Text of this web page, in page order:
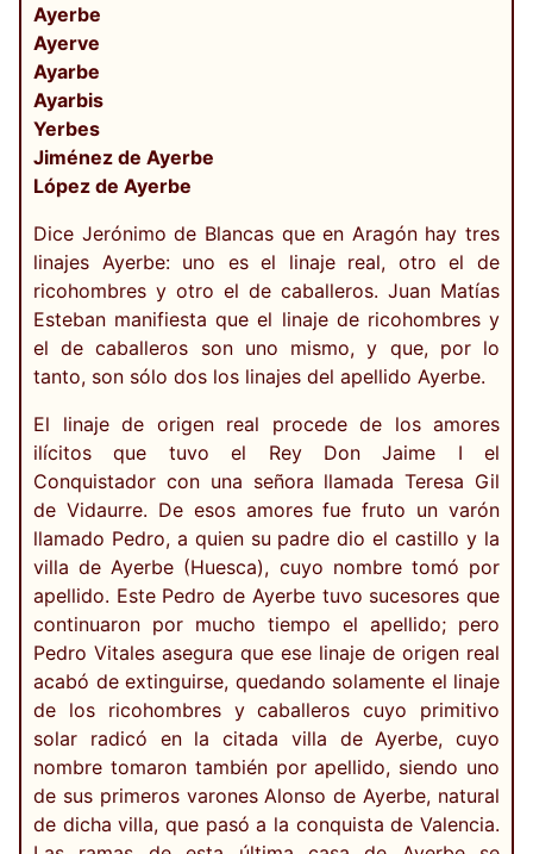
Ayerbe
Ayerve
Ayarbe
Ayarbis
Yerbes
Jiménez de Ayerbe
López de Ayerbe
Dice Jerónimo de Blancas que en Aragón hay tres
linajes Ayerbe: uno es el linaje real, otro el de
ricohombres y otro el de caballeros. Juan Matías
Esteban manifiesta que el linaje de ricohombres y
el de caballeros son uno mismo, y que, por lo
tanto, son sólo dos los linajes del apellido Ayerbe.
El linaje de origen real procede de los amores
ilícitos que tuvo el Rey Don Jaime I el
Conquistador con una señora llamada Teresa Gil
de Vidaurre. De esos amores fue fruto un varón
llamado Pedro, a quien su padre dio el castillo y la
villa de Ayerbe (Huesca), cuyo nombre tomó por
apellido. Este Pedro de Ayerbe tuvo sucesores que
continuaron por mucho tiempo el apellido; pero
Pedro Vitales asegura que ese linaje de origen real
acabó de extinguirse, quedando solamente el linaje
de los ricohombres y caballeros cuyo primitivo
solar radicó en la citada villa de Ayerbe, cuyo
nombre tomaron también por apellido, siendo uno
de sus primeros varones Alonso de Ayerbe, natural
de dicha villa, que pasó a la conquista de Valencia.